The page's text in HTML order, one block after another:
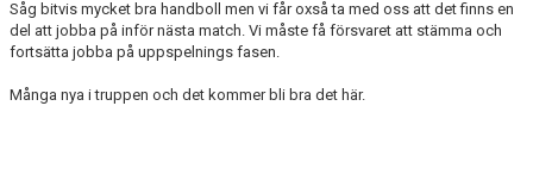
MATCHER
Såg bitvis mycket bra handboll men vi får oxså ta med oss att det finns en
del att jobba på inför nästa match. Vi måste få försvaret att stämma och
fortsätta jobba på uppspelnings fasen.
Många nya i truppen och det kommer bli bra det här.